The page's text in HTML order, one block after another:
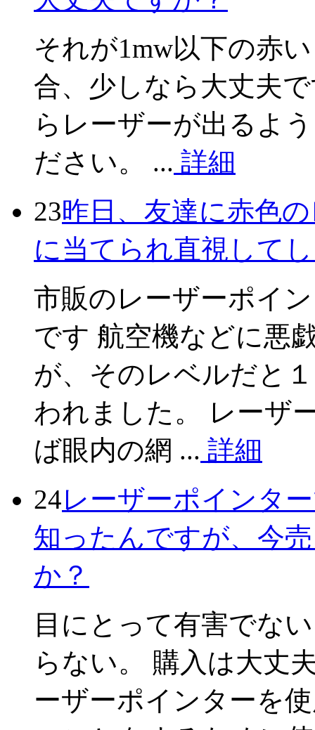
それが1mw以下の赤
合、少しなら大丈夫
らレーザーが出るよ
ださい。 ... 詳細
23昨日、友達に赤色
に当てられ直視して
市販のレーザーポイ
です 航空機などに悪
が、そのレベルだと
われました。 レーザ
ば眼内の網 ... 詳細
24レーザーポインタ
知ったんですが、今
か？
目にとって有害でな
らない。 購入は大丈
ーザーポインターを